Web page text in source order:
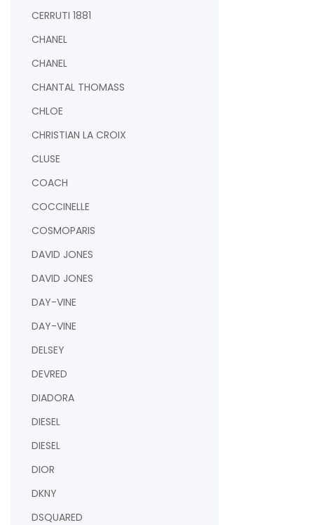
CERRUTI 1881
CHANEL
CHANEL
CHANTAL THOMASS
CHLOE
CHRISTIAN LA CROIX
CLUSE
COACH
COCCINELLE
COSMOPARIS
DAVID JONES
DAVID JONES
DAY-VINE
DAY-VINE
DELSEY
DEVRED
DIADORA
DIESEL
DIESEL
DIOR
DKNY
DSQUARED